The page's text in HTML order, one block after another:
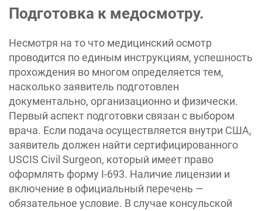
Подготовка к медосмотру.
Несмотря на то что медицинский осмотр
проводится по единым инструкциям, успешность
прохождения во многом определяется тем,
насколько заявитель подготовлен
документально, организационно и физически.
Первый аспект подготовки связан с выбором
врача. Если подача осуществляется внутри США,
заявитель должен найти сертифицированного
USCIS Civil Surgeon, который имеет право
оформлять форму I-693. Наличие лицензии и
включение в официальный перечень —
обязательное условие. В случае консульской